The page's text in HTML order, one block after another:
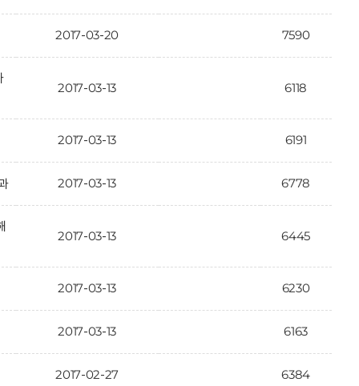
2017-03-20 7590
2017-03-13 6118
2017-03-13 6191
2017-03-13 6778
2017-03-13 6445
2017-03-13 6230
2017-03-13 6163
2017-02-27 6384